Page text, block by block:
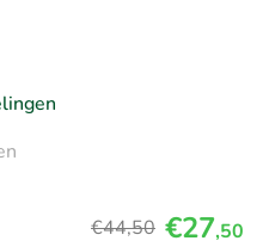
€44,50 €27,50